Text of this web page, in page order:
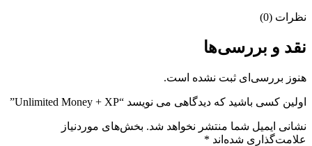
نظرات (0)
نقد و بررسی‌ها
هنوز بررسی‌ای ثبت نشده است.
اولین کسی باشید که دیدگاهی می نویسد “Unlimited Money + XP”
نشانی ایمیل شما منتشر نخواهد شد. بخش‌های موردنیاز
علامت‌گذاری شده‌اند *